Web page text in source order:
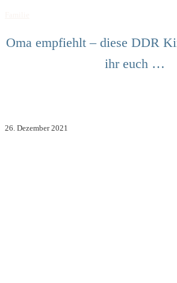
Oma empfiehlt – diese DDR
ihr euch …
26. Dezember 2021